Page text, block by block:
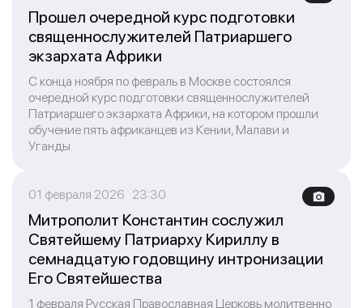
Прошел очередной курс подготовки
священнослужителей Патриаршего
экзархата Африки
С конца ноября по февраль в Москве состоялся
очередной курс подготовки священнослужителей
Патриаршего экзархата Африки, на котором прошли
обучение пять африканцев из Кении, Малави и
Уганды.
01 февраля 2026 23:30
Митрополит Константин сослужил
Святейшему Патриарху Кириллу в
семнадцатую годовщину интронизации
Его Святейшества
1 февраля Русская Православная Церковь молитвенно